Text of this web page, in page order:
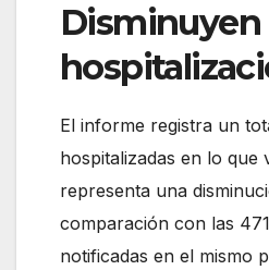
Disminuyen
El informe registra un
hospitalizadas en lo que
representa una
comparación con las
notificadas en el mismo